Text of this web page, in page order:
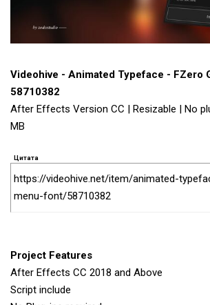
Videohive - Animated Typeface - FZero
58710382
After Effects Version CC | Resizable | No
MB
Цитата
https://videohive.net/item/animated-
menu-font/58710382
Project Features
After Effects CC 2018 and Above
Script include